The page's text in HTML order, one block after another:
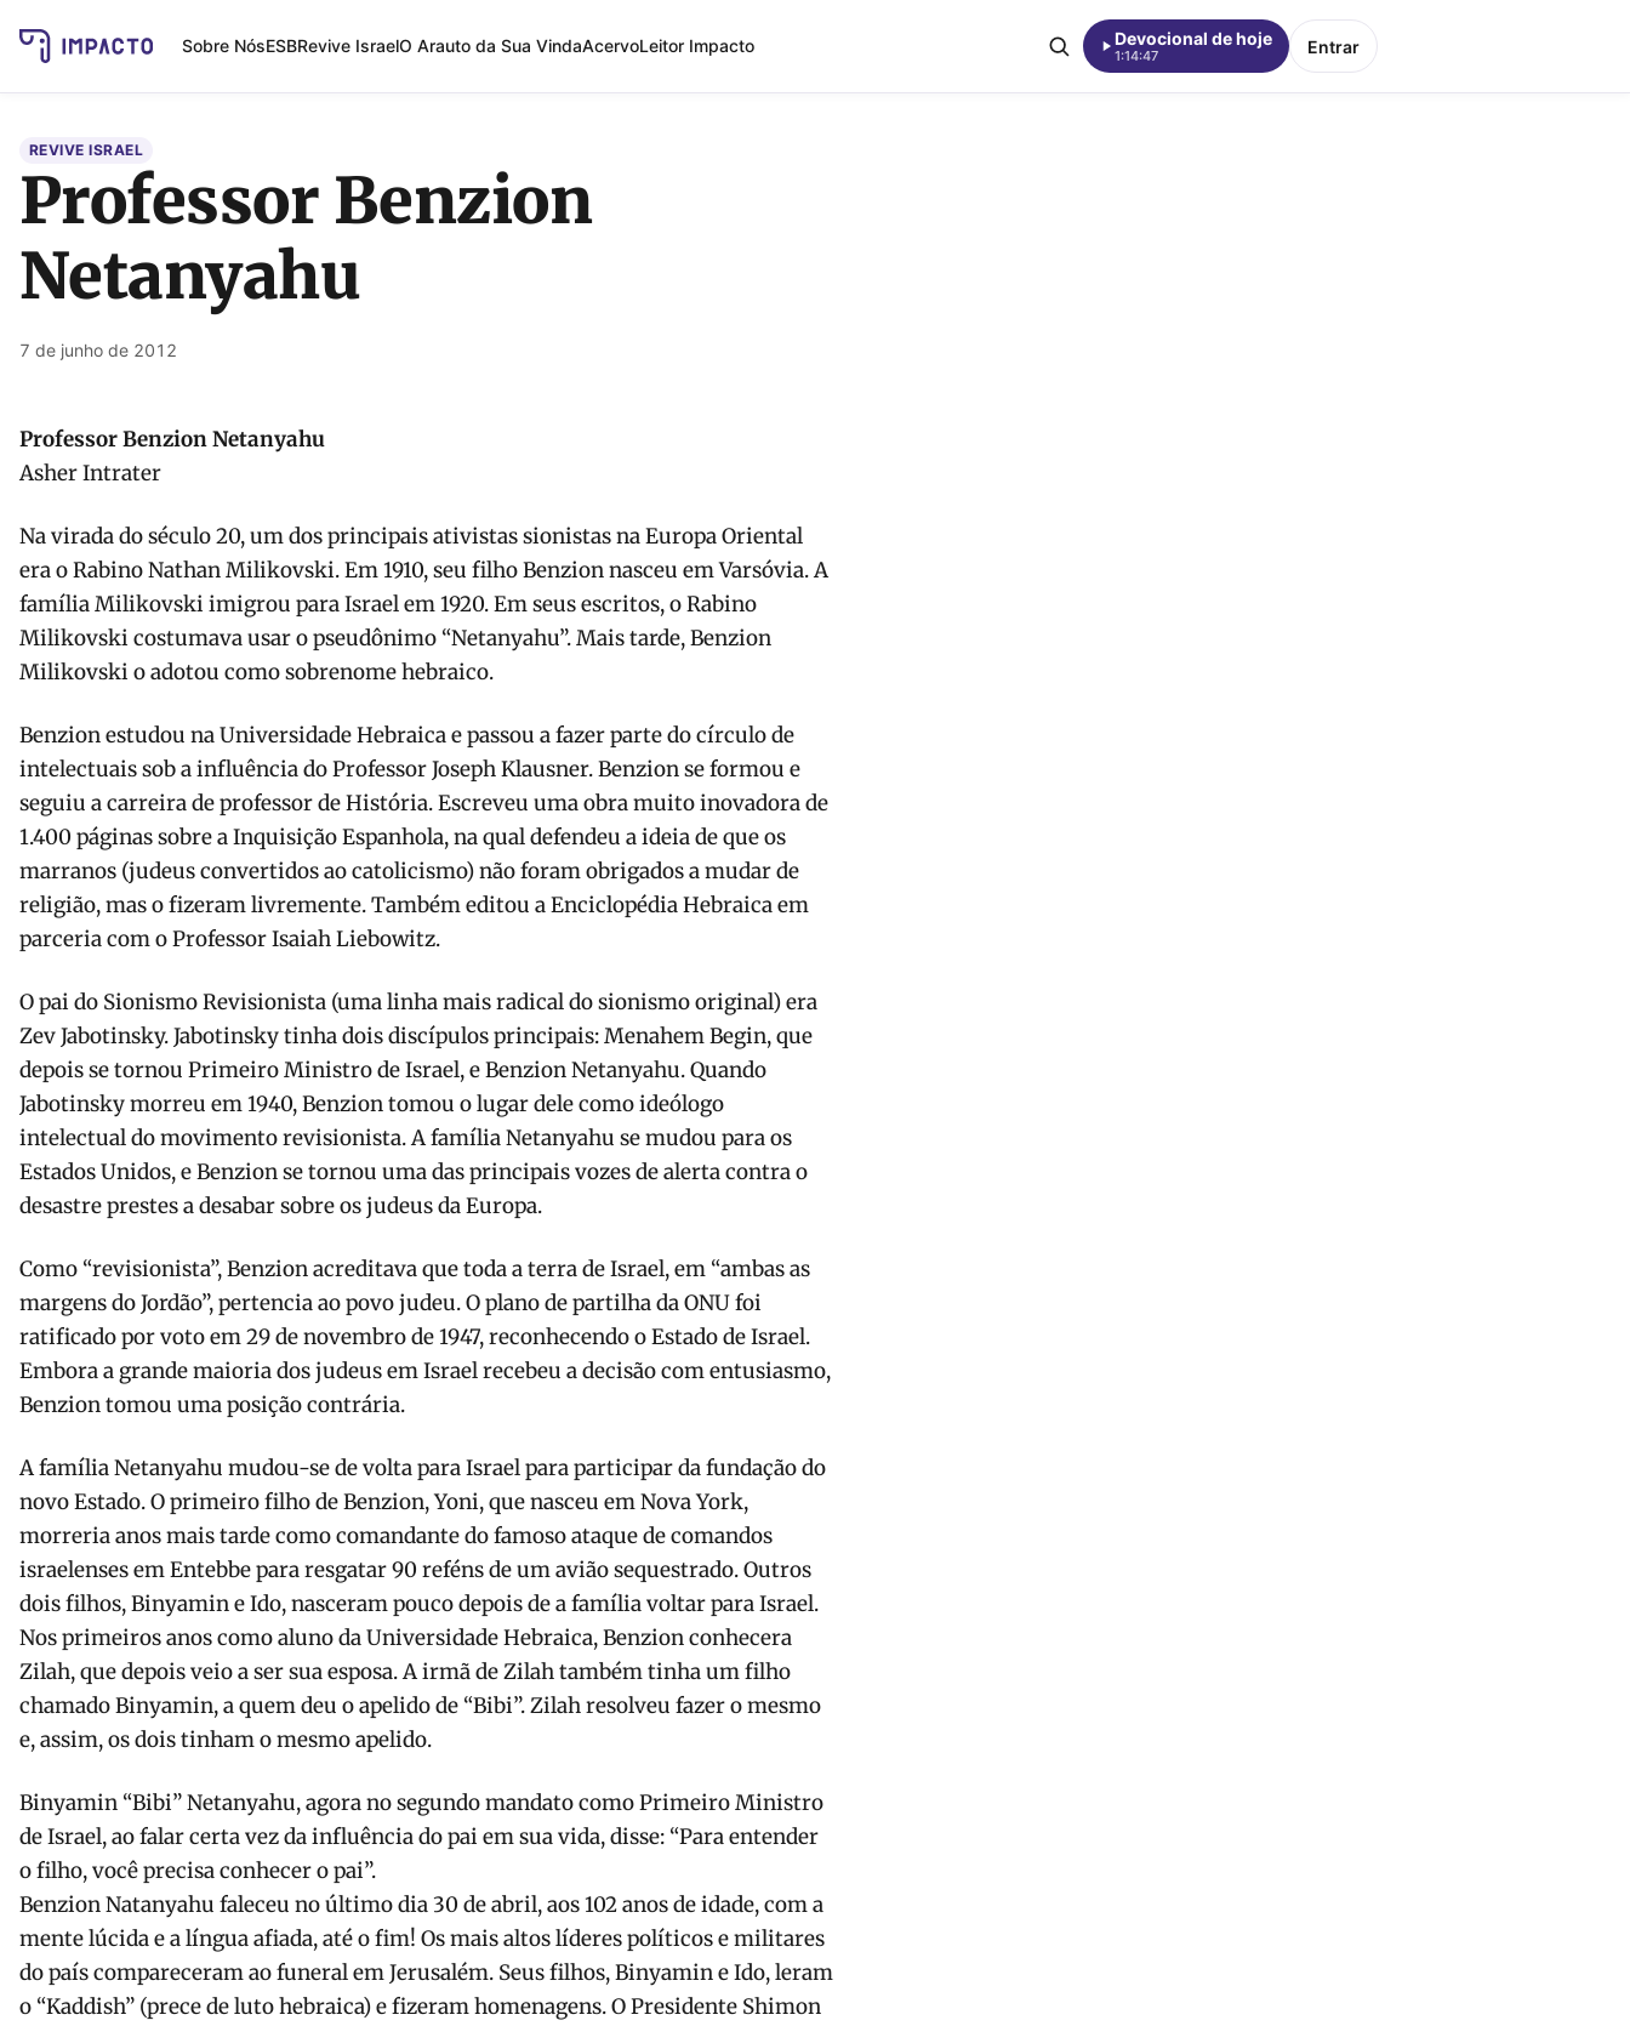
Sobre NósESBRevive IsraelO Arauto da Sua VindaAcervoLeitor Impacto Devocional de hoje
1:14:47 Entrar
REVIVE ISRAEL
Professor Benzion
Netanyahu
7 de junho de 2012
Professor Benzion Netanyahu
Asher Intrater
Na virada do século 20, um dos principais ativistas sionistas na Europa Oriental
era o Rabino Nathan Milikovski. Em 1910, seu filho Benzion nasceu em Varsóvia. A
família Milikovski imigrou para Israel em 1920. Em seus escritos, o Rabino
Milikovski costumava usar o pseudônimo “Netanyahu”. Mais tarde, Benzion
Milikovski o adotou como sobrenome hebraico.
Benzion estudou na Universidade Hebraica e passou a fazer parte do círculo de
intelectuais sob a influência do Professor Joseph Klausner. Benzion se formou e
seguiu a carreira de professor de História. Escreveu uma obra muito inovadora de
1.400 páginas sobre a Inquisição Espanhola, na qual defendeu a ideia de que os
marranos (judeus convertidos ao catolicismo) não foram obrigados a mudar de
religião, mas o fizeram livremente. Também editou a Enciclopédia Hebraica em
parceria com o Professor Isaiah Liebowitz.
O pai do Sionismo Revisionista (uma linha mais radical do sionismo original) era
Zev Jabotinsky. Jabotinsky tinha dois discípulos principais: Menahem Begin, que
depois se tornou Primeiro Ministro de Israel, e Benzion Netanyahu. Quando
Jabotinsky morreu em 1940, Benzion tomou o lugar dele como ideólogo
intelectual do movimento revisionista. A família Netanyahu se mudou para os
Estados Unidos, e Benzion se tornou uma das principais vozes de alerta contra o
desastre prestes a desabar sobre os judeus da Europa.
Como “revisionista”, Benzion acreditava que toda a terra de Israel, em “ambas as
margens do Jordão”, pertencia ao povo judeu. O plano de partilha da ONU foi
ratificado por voto em 29 de novembro de 1947, reconhecendo o Estado de Israel.
Embora a grande maioria dos judeus em Israel recebeu a decisão com entusiasmo,
Benzion tomou uma posição contrária.
A família Netanyahu mudou-se de volta para Israel para participar da fundação do
novo Estado. O primeiro filho de Benzion, Yoni, que nasceu em Nova York,
morreria anos mais tarde como comandante do famoso ataque de comandos
israelenses em Entebbe para resgatar 90 reféns de um avião sequestrado. Outros
dois filhos, Binyamin e Ido, nasceram pouco depois de a família voltar para Israel.
Nos primeiros anos como aluno da Universidade Hebraica, Benzion conhecera
Zilah, que depois veio a ser sua esposa. A irmã de Zilah também tinha um filho
chamado Binyamin, a quem deu o apelido de “Bibi”. Zilah resolveu fazer o mesmo
e, assim, os dois tinham o mesmo apelido.
Binyamin “Bibi” Netanyahu, agora no segundo mandato como Primeiro Ministro
de Israel, ao falar certa vez da influência do pai em sua vida, disse: “Para entender
o filho, você precisa conhecer o pai”.
Benzion Natanyahu faleceu no último dia 30 de abril, aos 102 anos de idade, com a
mente lúcida e a língua afiada, até o fim! Os mais altos líderes políticos e militares
do país compareceram ao funeral em Jerusalém. Seus filhos, Binyamin e Ido, leram
o “Kaddish” (prece de luto hebraica) e fizeram homenagens. O Presidente Shimon